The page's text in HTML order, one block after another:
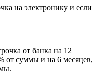
на электронику и если
от банка на 12
от суммы и на 6 месяцев,